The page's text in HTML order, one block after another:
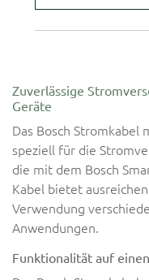
Zuverlässige
Geräte
Das Bosch
speziell für die
die mit dem Bosch
Kabel bietet
Verwendung
Anwendungen.
Funktionalität auf